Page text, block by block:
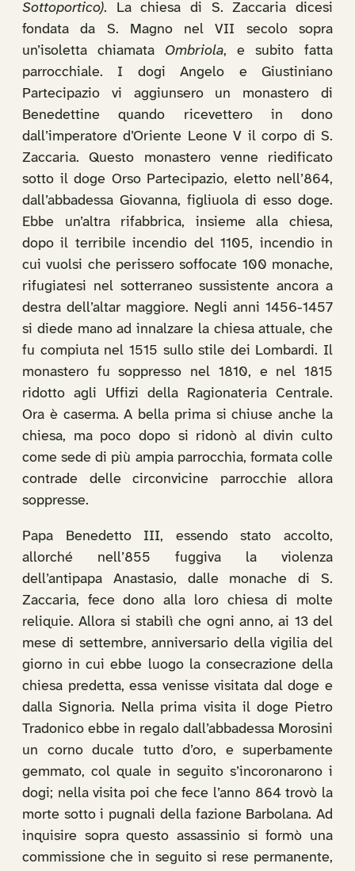
Sottoportico). La chiesa di S. Zaccaria dicesi
fondata da S. Magno nel VII secolo sopra
un’isoletta chiamata Ombriola, e subito fatta
parrocchiale. I dogi Angelo e Giustiniano
Partecipazio vi aggiunsero un monastero di
Benedettine quando ricevettero in dono
dall’imperatore d’Oriente Leone V il corpo di S.
Zaccaria. Questo monastero venne riedificato
sotto il doge Orso Partecipazio, eletto nell’864,
dall’abbadessa Giovanna, figliuola di esso doge.
Ebbe un’altra rifabbrica, insieme alla chiesa,
dopo il terribile incendio del 1105, incendio in
cui vuolsi che perissero soffocate 100 monache,
rifugiatesi nel sotterraneo sussistente ancora a
destra dell’altar maggiore. Negli anni 1456-1457
si diede mano ad innalzare la chiesa attuale, che
fu compiuta nel 1515 sullo stile dei Lombardi. Il
monastero fu soppresso nel 1810, e nel 1815
ridotto agli Uffizi della Ragionateria Centrale.
Ora è caserma. A bella prima si chiuse anche la
chiesa, ma poco dopo si ridonò al divin culto
come sede di più ampia parrocchia, formata colle
contrade delle circonvicine parrocchie allora
soppresse.
Papa Benedetto III, essendo stato accolto,
allorché nell’855 fuggiva la violenza
dell’antipapa Anastasio, dalle monache di S.
Zaccaria, fece dono alla loro chiesa di molte
reliquie. Allora si stabilì che ogni anno, ai 13 del
mese di settembre, anniversario della vigilia del
giorno in cui ebbe luogo la consecrazione della
chiesa predetta, essa venisse visitata dal doge e
dalla Signoria. Nella prima visita il doge Pietro
Tradonico ebbe in regalo dall’abbadessa Morosini
un corno ducale tutto d’oro, e superbamente
gemmato, col quale in seguito s’incoronarono i
dogi; nella visita poi che fece l’anno 864 trovò la
morte sotto i pugnali della fazione Barbolana. Ad
inquisire sopra questo assassinio si formò una
commissione che in seguito si rese permanente,